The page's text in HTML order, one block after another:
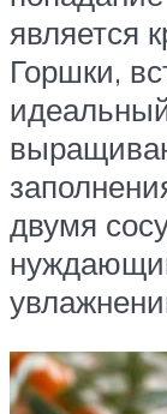
является
Горшки,
двумя